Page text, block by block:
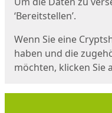
‘Bereitstellen’.
Wenn Sie eine
haben und die
möchten, klicken Sie